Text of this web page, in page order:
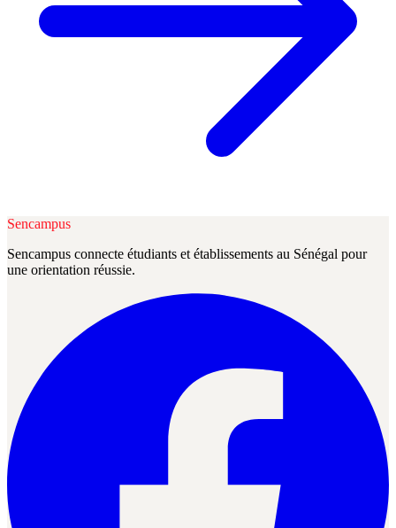
Sencampus
Sencampus connecte étudiants et établissements au Sénégal pour
une orientation réussie.